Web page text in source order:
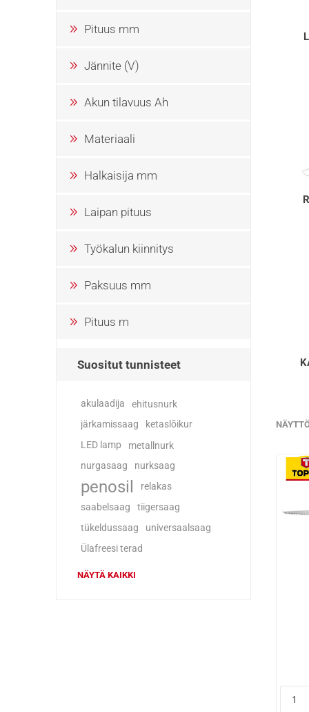
Pituus mm
Jännite (V)
Akun tilavuus Ah
Materiaali
Halkaisija mm
Laipan pituus
Työkalun kiinnitys
Paksuus mm
Pituus m
Suositut tunnisteet
akulaadija ehitusnurk
järkamissaag
ketaslõikur
LED lamp
metallnurk
nurgasaag nurksaag
penosil
relakas
saabelsaag
tiigersaag
tükeldussaag
universaalsaag
Ülafreesi terad
NÄYTÄ KAIKKI